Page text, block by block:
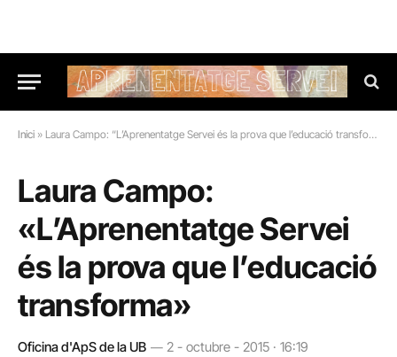
Inici » Laura Campo: “L’Aprenentatge Servei és la prova que l’educació transforma”
Laura Campo:
«L’Aprenentatge Servei
és la prova que l’educació
transforma»
Oficina d'ApS de la UB
2 - octubre - 2015 · 16:19